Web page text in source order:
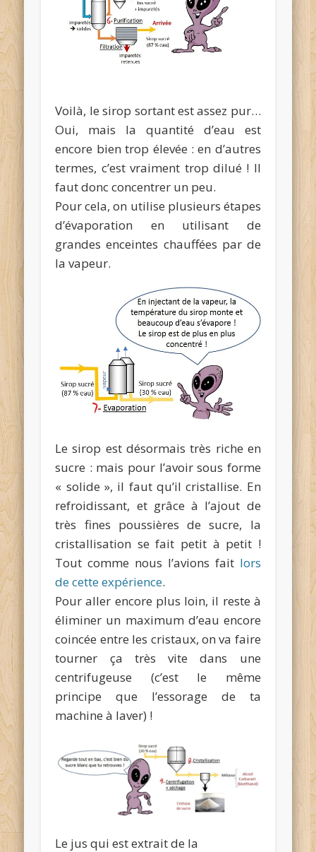
Voilà, le sirop sortant est assez pur…
Oui, mais la quantité d’eau est
encore bien trop élevée : en d’autres
termes, c’est vraiment trop dilué ! Il
faut donc concentrer un peu.
Pour cela, on utilise plusieurs étapes
d’évaporation en utilisant de
grandes enceintes chauffées par de
la vapeur.
Le sirop est désormais très riche en
sucre : mais pour l’avoir sous forme
« solide », il faut qu’il cristallise. En
refroidissant, et grâce à l’ajout de
très fines poussières de sucre, la
cristallisation se fait petit à petit !
Tout comme nous l’avions fait lors
de cette expérience.
Pour aller encore plus loin, il reste à
éliminer un maximum d’eau encore
coincée entre les cristaux, on va faire
tourner ça très vite dans une
centrifugeuse (c’est le même
principe que l’essorage de ta
machine à laver) !
Le jus qui est extrait de la